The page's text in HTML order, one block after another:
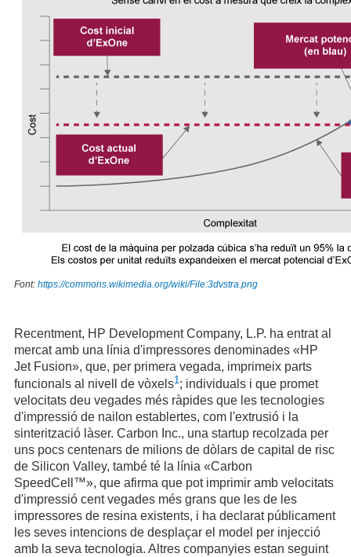
Font: https://commons.wikimedia.org/wiki/File:3dvstra.png
Recentment, HP Development Company, L.P. ha entrat al
mercat amb una línia d'impressores denominades «HP
Jet Fusion», que, per primera vegada, imprimeix parts
funcionals al nivell de vòxels1; individuals i que promet
velocitats deu vegades més ràpides que les tecnologies
d'impressió de nailon establertes, com l'extrusió i la
sinterització làser. Carbon Inc., una startup recolzada per
uns pocs centenars de milions de dòlars de capital de risc
de Silicon Valley, també té la línia «Carbon
SpeedCell™», que afirma que pot imprimir amb velocitats
d'impressió cent vegades més grans que les de les
impressores de resina existents, i ha declarat públicament
les seves intencions de desplaçar el model per injecció
amb la seva tecnologia. Altres companyies estan seguint